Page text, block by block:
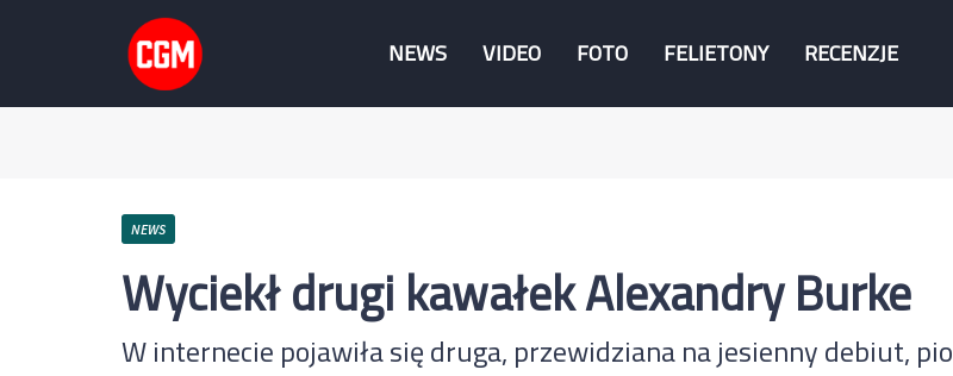
NEWS VIDEO FOTO FELIETONY RECENZJE
NEWS
Wyciekł drugi kawałek Alexandry Burke
W internecie pojawiła się druga, przewidziana na jesienny debiut,